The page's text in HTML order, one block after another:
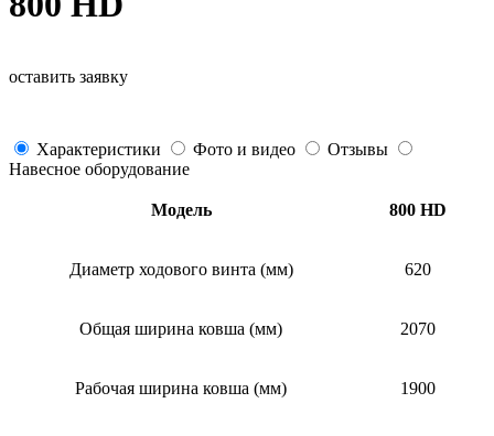
оставить заявку
Характеристики Фото и видео
Отзывы
Навесное оборудование
Модель 800 HD
Диаметр ходового винта (мм) 620
Общая ширина ковша (мм) 2070
Рабочая ширина ковша (мм) 1900